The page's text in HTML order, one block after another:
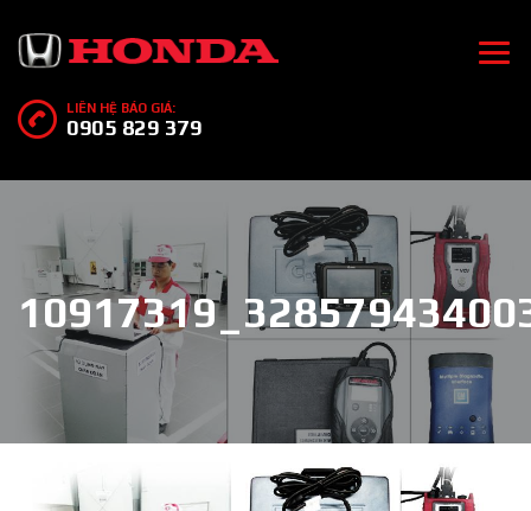
LIÊN HỆ BÁO GIÁ:
0905 829 379